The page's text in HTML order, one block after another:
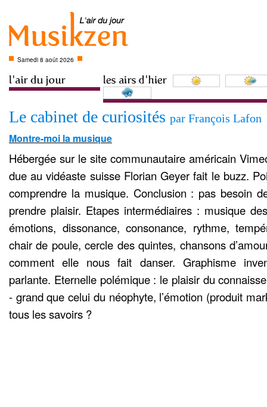
Samedi 8 août 2026
Le cabinet de curiosités par François Lafon
Montre-moi la musique
Hébergée sur le site communautaire américain
due au vidéaste suisse Florian Geyer fait le buzz.
comprendre la musique. Conclusion : pas besoin
prendre plaisir. Etapes intermédiaires : musique
émotions, dissonance, consonance, rythme,
chair de poule, cercle des quintes, chansons
comment elle nous fait danser. Graphisme
parlante. Eternelle polémique : le plaisir du
- grand que celui du néophyte, l’émotion (produit
tous les savoirs ?